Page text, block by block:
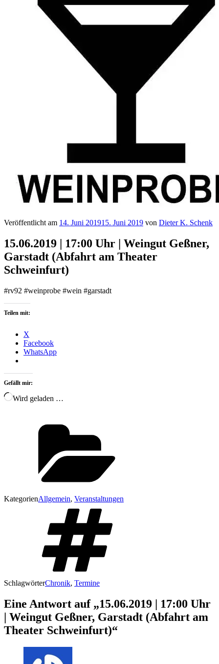
Veröffentlicht am 14. Juni 201915. Juni 2019 von Dieter K. Schenk
15.06.2019 | 17:00 Uhr | Weingut Geßner,
Garstadt (Abfahrt am Theater
Schweinfurt)
#rv92 #weinprobe #wein #garstadt
Teilen mit:
X
Facebook
WhatsApp
Gefällt mir:
Wird geladen …
KategorienAllgemein, Veranstaltungen
SchlagwörterChronik, Termine
Eine Antwort auf „15.06.2019 | 17:00 Uhr
| Weingut Geßner, Garstadt (Abfahrt am
Theater Schweinfurt)“